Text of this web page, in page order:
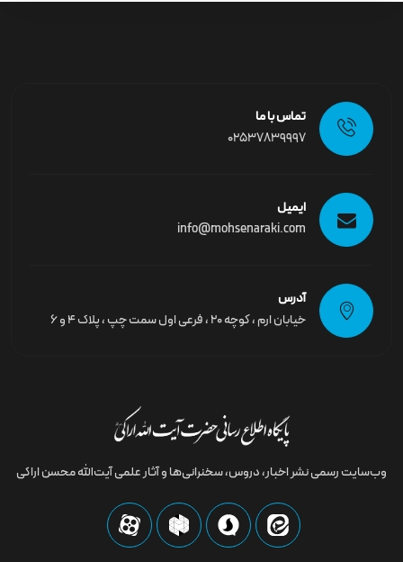
تماس با ما
02537839997
ایمیل
info@mohsenaraki.com
آدرس
خیابان ارم ، کوچه ۲۰ ، فرعی اول سمت چپ ، پلاک ۴ و ۶
وب‌سایت رسمى نشر اخبار، دروس، سخنرانی‌ها و آثار علمی آیت‌الله محسن اراکی